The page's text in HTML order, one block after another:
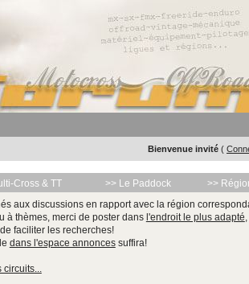
Bienvenue invité (
Cross & TT >> Le Paddock >>
aux discussions en rapport avec la région
à thèmes, merci de poster dans l'endroit le plus adapté,
faciliter les recherches!
dans l'espace annoncessuffira!
circuits...